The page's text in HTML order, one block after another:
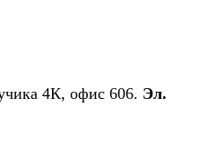
4К, офис 606. Эл.